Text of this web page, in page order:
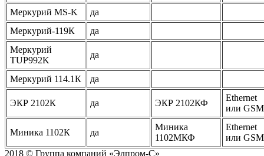
Меркурий MS-K
да
Меркурий-119К
да
Меркурий
TUP992K
да
Меркурий 114.1К да
ЭКР 2102К да ЭКР 2102КФ
Ethernet
или GSM
Миника 1102К да
Миника
1102МКФ
Ethernet
или GSM
2018 © Группа компаний «Элпром-С»